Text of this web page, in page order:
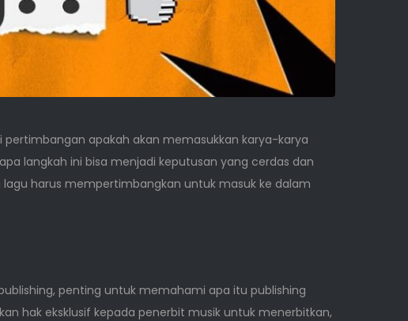
pertimbangan apakah akan memasukkan karya-karya
langkah ini bisa menjadi keputusan yang cerdas dan
harus mempertimbangkan untuk masuk ke dalam
penting untuk memahami apa itu publishing
hak eksklusif kepada penerbit musik untuk menerbitkan,